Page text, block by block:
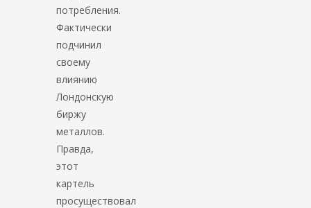
потребления.
Фактически
подчинил
своему
влиянию
Лондонскую
биржу
металлов.
Правда,
этот
картель
просуществовал